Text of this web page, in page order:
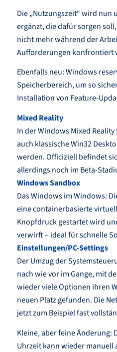
Die „Nutzungszeit“ wird nun
ergänzt, die dafür sorgen
nicht mehr während der
Aufforderungen konfrontiert
Ebenfalls neu: Windows
Speicherbereich, um so
Installation von Feature-
Mixed Reality
In der Windows Mixed
auch klassische Win32
werden. Officiziell befindet
allerdings noch im Beta-
Windows Sandbox
Das Windows im Windows:
eine containerbasierte
Knopfdruck gestartet wird
verwirft – ideal für schnelle
Einstellungen/PC-Settings
Der Umzug der
nach wie vor im Gange, mit
wieder viele Optionen ihren
neuen Platz gefunden. Die
jetzt zum Beispiel fast
Kleine, aber feine Änderung:
Uhrzeit kann wieder manuell